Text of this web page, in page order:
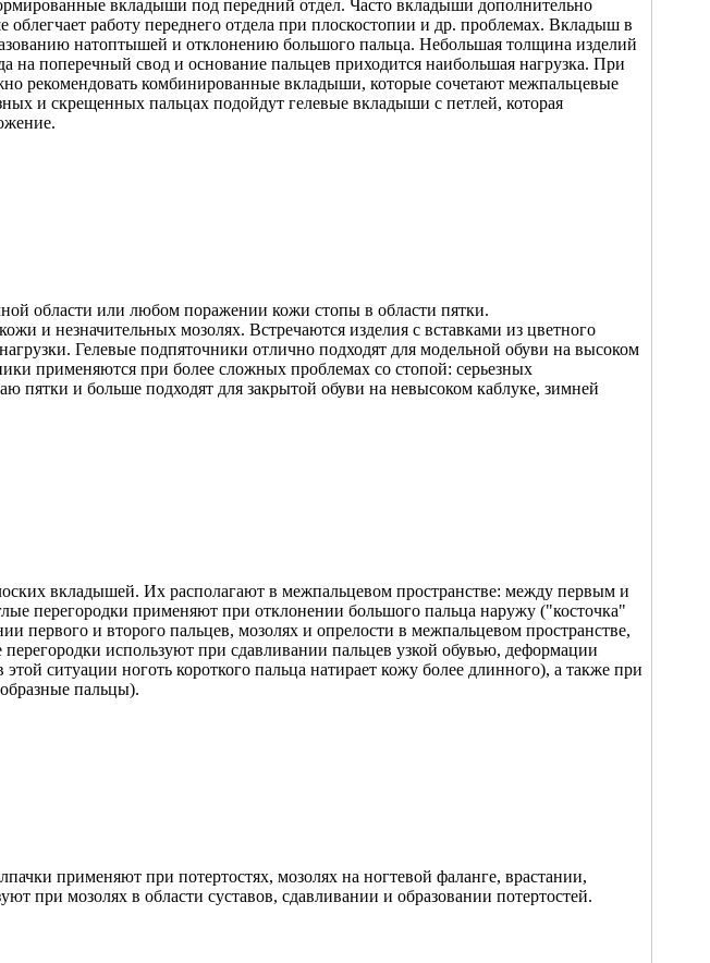
вкладыши под передний отдел. Часто вкладыши дополнительно
работу переднего отдела при плоскостопии и др. проблемах. Вкладыш в
натоптышей и отклонению большого пальца. Небольшая толщина изделий
на поперечный свод и основание пальцев приходится наибольшая нагрузка. При
рекомендовать комбинированные вкладыши, которые сочетают межпальцевые
и скрещенных пальцах подойдут гелевые вкладыши с петлей, которая
области или любом поражении кожи стопы в области пятки.
и незначительных мозолях. Встречаются изделия с вставками из цветного
Гелевые подпяточники отлично подходят для модельной обуви на высоком
применяются при более сложных проблемах со стопой: серьезных
пятки и больше подходят для закрытой обуви на невысоком каблуке, зимней
вкладышей. Их располагают в межпальцевом пространстве: между первым и
перегородки применяют при отклонении большого пальца наружу ("косточка"
и второго пальцев, мозолях и опрелости в межпальцевом пространстве,
используют при сдавливании пальцев узкой обувью, деформации
ситуации ноготь короткого пальца натирает кожу более длинного), а также при
пальцы).
применяют при потертостях, мозолях на ногтевой фаланге, врастании,
при мозолях в области суставов, сдавливании и образовании потертостей.